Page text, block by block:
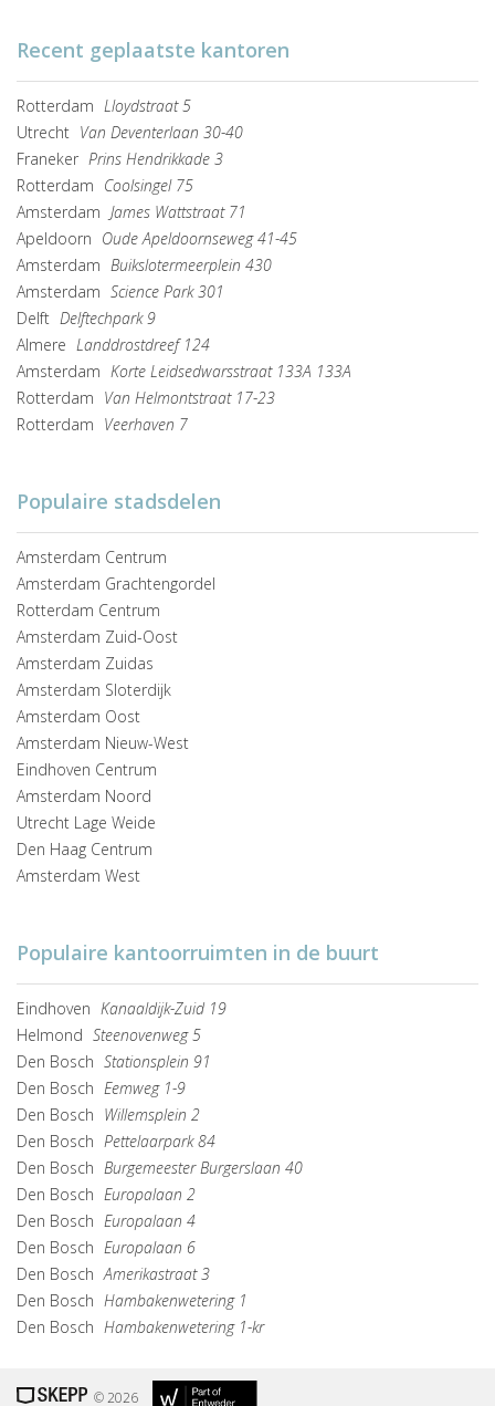
Recent geplaatste kantoren
Rotterdam Lloydstraat 5
Utrecht Van Deventerlaan 30-40
Franeker Prins Hendrikkade 3
Rotterdam Coolsingel 75
Amsterdam James Wattstraat 71
Apeldoorn Oude Apeldoornseweg 41-45
Amsterdam Buikslotermeerplein 430
Amsterdam Science Park 301
Delft Delftechpark 9
Almere Landdrostdreef 124
Amsterdam Korte Leidsedwarsstraat 133A 133A
Rotterdam Van Helmontstraat 17-23
Rotterdam Veerhaven 7
Populaire stadsdelen
Amsterdam Centrum
Amsterdam Grachtengordel
Rotterdam Centrum
Amsterdam Zuid-Oost
Amsterdam Zuidas
Amsterdam Sloterdijk
Amsterdam Oost
Amsterdam Nieuw-West
Eindhoven Centrum
Amsterdam Noord
Utrecht Lage Weide
Den Haag Centrum
Amsterdam West
Populaire kantoorruimten in de buurt
Eindhoven Kanaaldijk-Zuid 19
Helmond Steenovenweg 5
Den Bosch Stationsplein 91
Den Bosch Eemweg 1-9
Den Bosch Willemsplein 2
Den Bosch Pettelaarpark 84
Den Bosch Burgemeester Burgerslaan 40
Den Bosch Europalaan 2
Den Bosch Europalaan 4
Den Bosch Europalaan 6
Den Bosch Amerikastraat 3
Den Bosch Hambakenwetering 1
Den Bosch Hambakenwetering 1-kr
© 2026